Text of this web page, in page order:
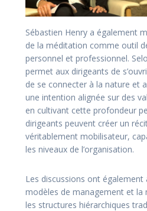
Sébastien Henry a également
de la méditation comme outil
personnel et professionnel.
permet aux dirigeants de
de se connecter à la nature et
une intention alignée sur des
en cultivant cette profondeur
dirigeants peuvent créer un
véritablement mobilisateur,
les niveaux de l’organisation.
Les discussions ont également
modèles de management et la
les structures hiérarchiques